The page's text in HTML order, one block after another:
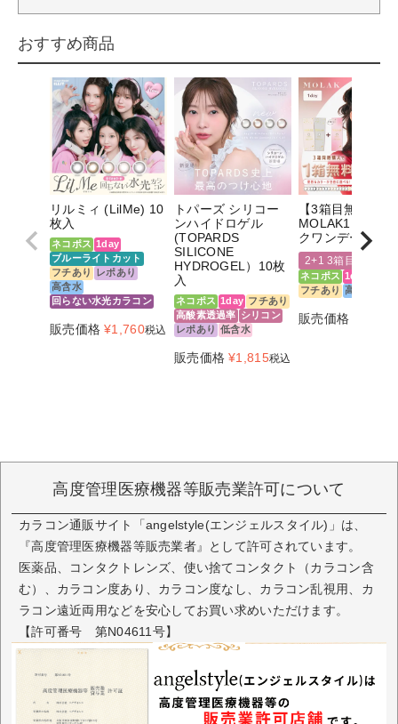
おすすめ商品
リルミィ (LilMe) 10
枚入
ネコポス 1day
ブルーライトカット
フチあり
レポあり
高含水
回らない水光カラコン
販売価格 ¥1,760税込
トパーズ シリコー
ンハイドロゲル
(TOPARDS
SILICONE
HYDROGEL）10枚
入
ネコポス 1day フチあり
高酸素透過率 シリコン
レポあり 低含水
販売価格 ¥1,815税込
【3箱目無料】
MOLAK1DAY(モ
クワンデー)10枚
ネコポス 1day
フチあり 高含水
2+1 3箱目無料
販売価格
高度管理医療機器等販売業許可について
カラコン通販サイト「angelstyle(エンジェルスタイル)」は、
『高度管理医療機器等販売業者』として許可されています。
医薬品、コンタクトレンズ、使い捨てコンタクト（カラコン含
む）、カラコン度あり、カラコン度なし、カラコン乱視用、カ
ラコン遠近両用などを安心してお買い求めいただけます。
【許可番号 第N04611号】